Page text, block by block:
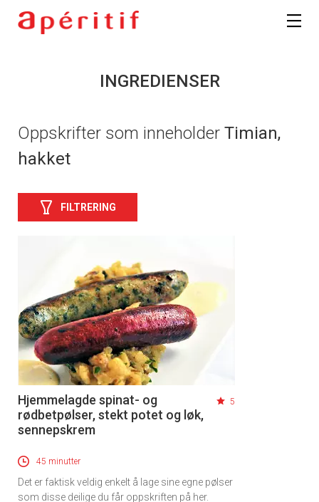
INGREDIENSER
Oppskrifter som inneholder Timian,
hakket
FILTRERING
Hjemmelagde spinat- og
rødbetpølser, stekt potet og løk,
sennepskrem
5
45 minutter
Det er faktisk veldig enkelt å lage sine egne pølser
som disse deilige du får oppskriften på her.